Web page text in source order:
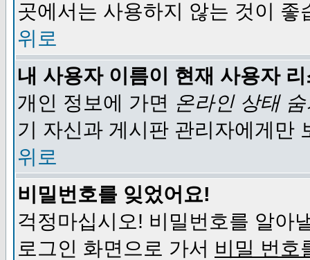
곳에서는 사용하지 않는 것이 좋
위로
내 사용자 이름이 현재 사용자
개인 정보에 가면 온라인 상태
기 자신과 게시판 관리자에게만
위로
비밀번호를 잊었어요!
걱정마십시오! 비밀번호를 알아
로그인 화면으로 가서 비밀 번호